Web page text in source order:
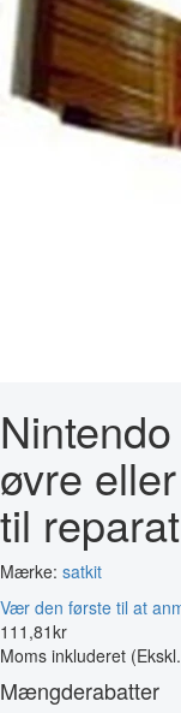
øvre
til
Mærke: satkit
Vær den første til at
111 ,81kr
Moms inkluderet
Mængderabatter